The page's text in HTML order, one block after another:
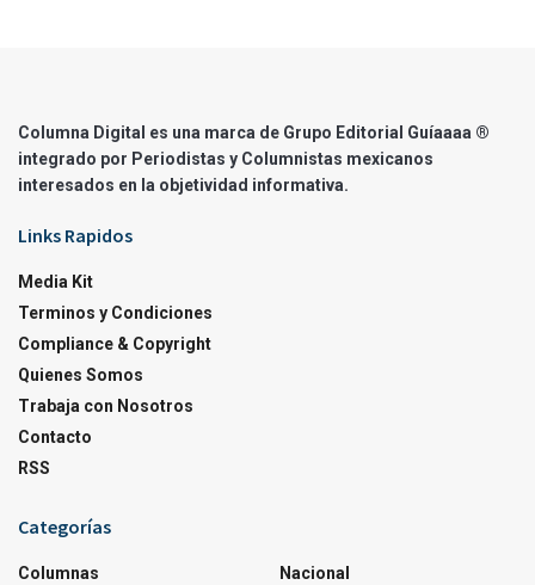
Columna Digital es una marca de Grupo Editorial Guíaaaa ®
integrado por Periodistas y Columnistas mexicanos
interesados en la objetividad informativa.
Links Rapidos
Media Kit
Terminos y Condiciones
Compliance & Copyright
Quienes Somos
Trabaja con Nosotros
Contacto
RSS
Categorías
Columnas
Nacional